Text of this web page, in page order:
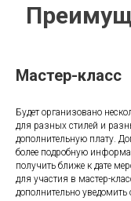
Мастер-класс
Будет организовано
для разных стилей и
дополнительную плату.
более подробную
получить ближе к дате
для участия в мастер-
дополнительно уведомить